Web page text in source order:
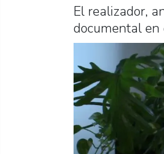
El realizador,
documental en